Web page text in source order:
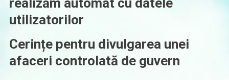
realizăm automat cu datele
utilizatorilor
Cerințe pentru divulgarea unei
afaceri controlată de guvern